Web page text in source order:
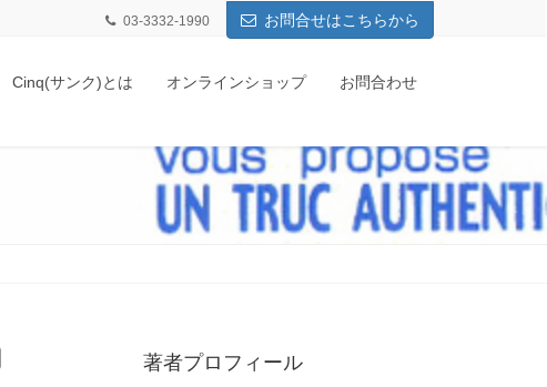
03-3332-1990 お問合せはこちらから
Cinq(サンク)とは オンラインショップ お問合わせ
著者プロフィール